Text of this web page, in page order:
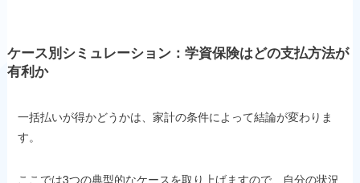
ケース別シミュレーション：学資保険はどの支払方法が
有利か
一括払いが得かどうかは、家計の条件によって結論が変わりま
す。
ここでは3つの典型的なケースを取り上げますので、自分の状況